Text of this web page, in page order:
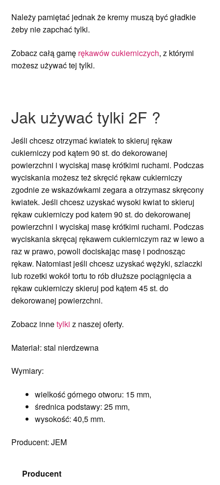
Należy pamiętać jednak że kremy muszą być gładkie
żeby nie zapchać tylki.
Zobacz całą gamę rękawów cukierniczych, z którymi
możesz używać tej tylki.
Jak używać tylki 2F ?
Jeśli chcesz otrzymać kwiatek to skieruj rękaw
cukierniczy pod kątem 90 st. do dekorowanej
powierzchni i wyciskaj masę krótkimi ruchami. Podczas
wyciskania możesz też skręcić rękaw cukierniczy
zgodnie ze wskazówkami zegara a otrzymasz skręcony
kwiatek. Jeśli chcesz uzyskać wysoki kwiat to skieruj
rękaw cukierniczy pod katem 90 st. do dekorowanej
powierzchni i wyciskaj masę krótkimi ruchami. Podczas
wyciskania skręcaj rękawem cukierniczym raz w lewo a
raz w prawo, powoli dociskając masę i podnosząc
rękaw. Natomiast jeśli chcesz uzyskać wężyki, szlaczki
lub rozetki wokół tortu to rób dłuższe pociągnięcia a
rękaw cukierniczy skieruj pod kątem 45 st. do
dekorowanej powierzchni.
Zobacz innetylki z naszej oferty.
Materiał: stal nierdzewna
Wymiary:
wielkość górnego otworu: 15 mm,
średnica podstawy: 25 mm,
wysokość: 40,5 mm.
Producent: JEM
Producent